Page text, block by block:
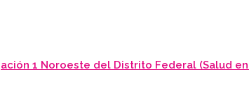
1 Noroeste del Distrito Federal (Salud